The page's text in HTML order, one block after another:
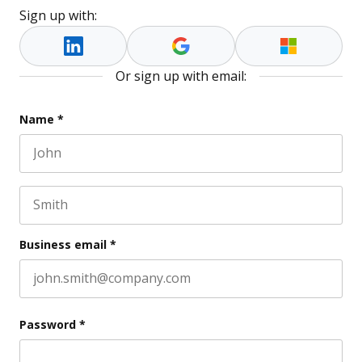
Sign up with:
Or sign up with email:
Name
This field is for validation purposes and should be
Name *
Business email *
Password *